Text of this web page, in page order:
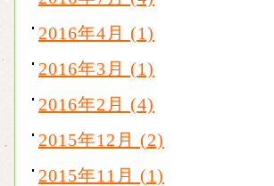
2016年4月 (1)
2016年3月 (1)
2016年2月 (4)
2015年12月 (2)
2015年11月 (1)